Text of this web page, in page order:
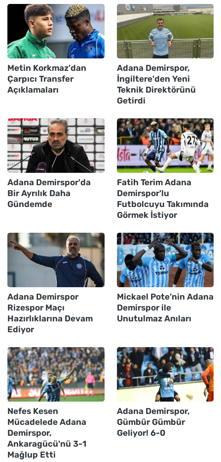
Metin Korkmaz'dan
Çarpıcı Transfer
Açıklamaları
Adana Demirspor,
İngiltere'den Yeni
Teknik Direktörünü
Getirdi
Adana Demirspor'da
Bir Ayrılık Daha
Gündemde
Fatih Terim Adana
Demirspor'lu
Futbolcuyu Takımında
Görmek İstiyor
Adana Demirspor
Rizespor Maçı
Hazırlıklarına Devam
Ediyor
Mickael Pote’nin Adana
Demirspor ile
Unutulmaz Anıları
Nefes Kesen
Mücadelede Adana
Demirspor,
Ankaragücü'nü 3-1
Mağlup Etti
Adana Demirspor,
Gümbür Gümbür
Geliyor! 6-0